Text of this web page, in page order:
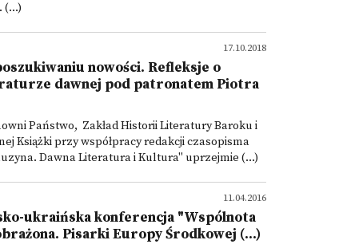
(...)
17.10.2018
nowości. Refleksje o
dawnej pod patronatem Piotra
Państwo, Zakład Historii Literatury Baroku i
Książki przy współpracy redakcji czasopisma
Dawna Literatura i Kultura" uprzejmie (...)
11.04.2016
ukraińska konferencja "Wspólnota
Pisarki Europy Środkowej (...)